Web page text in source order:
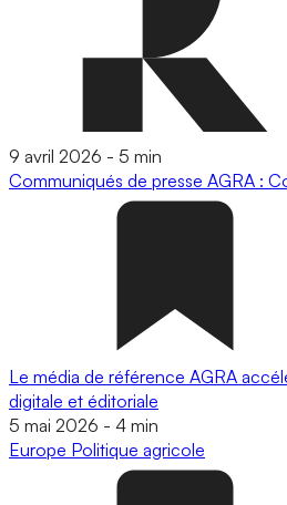
9 avril 2026 - 5 min
Communiqués de presse AGRA :
Le média de référence AGRA
digitale et éditoriale
5 mai 2026 - 4 min
Europe Politique agricole